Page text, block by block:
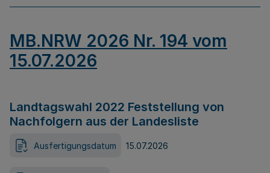
MB.NRW 2026 Nr. 194 vom
15.07.2026
Landtagswahl 2022 Feststellung von
Nachfolgern aus der Landesliste
Ausfertigungsdatum 15.07.2026